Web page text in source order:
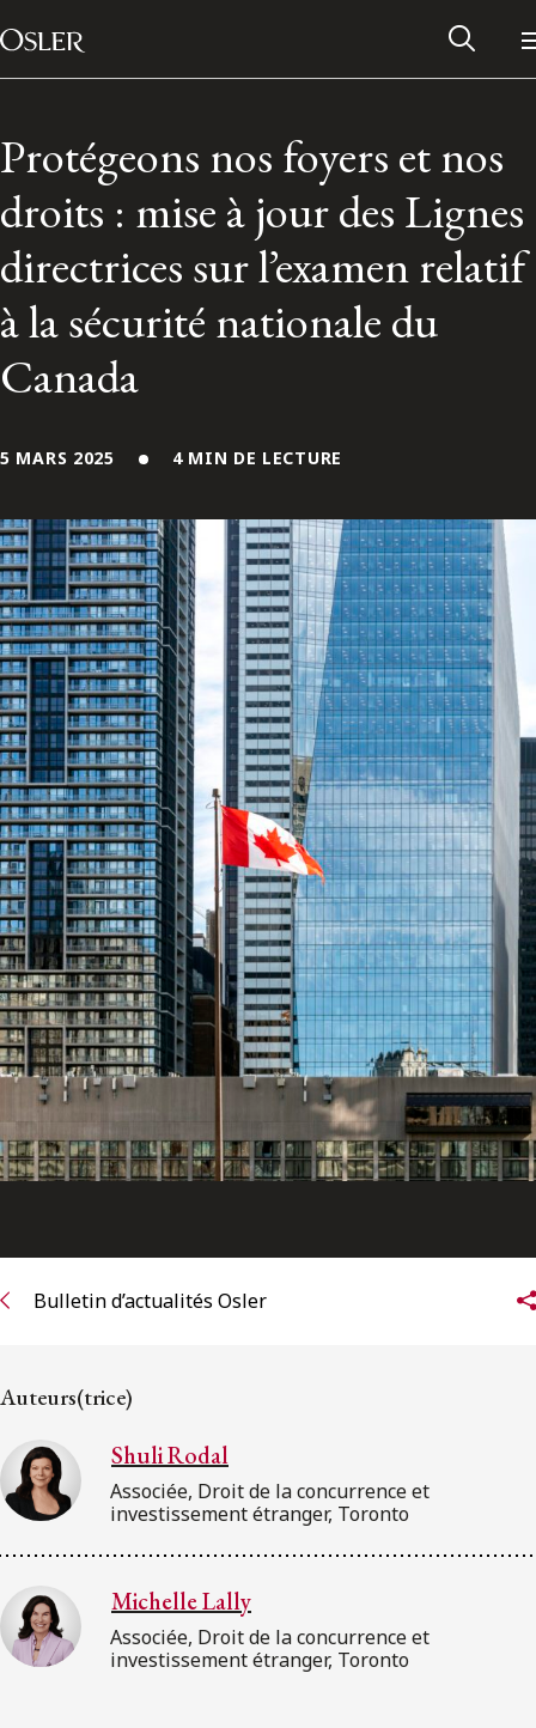
Passer au contenu
Main Navigation
Réseau des anciens d’Osler
ENGLISH
S’abonner aux articles Osler
S’abonner
Protégeons nos foyers et nos
droits : mise à jour des Lignes
directrices sur l’examen relatif
à la sécurité nationale du
Canada
5 MARS 2025 4 MIN DE LECTURE
Bulletin d’actualités Osler
Auteurs(trice)
Shuli Rodal
Associée, Droit de la concurrence et
investissement étranger, Toronto
Michelle Lally
Associée, Droit de la concurrence et
investissement étranger, Toronto